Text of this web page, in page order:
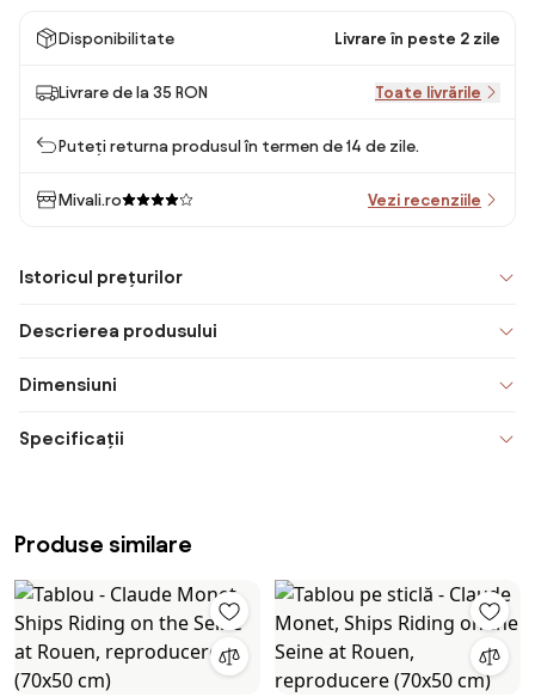
Disponibilitate Livrare în peste 2 zile
Livrare de la 35 RON Toate livrările
Puteți returna produsul în termen de 14 de zile.
Mivali.ro Vezi recenziile
Istoricul prețurilor
Descrierea produsului
Dimensiuni
Specificații
Produse similare